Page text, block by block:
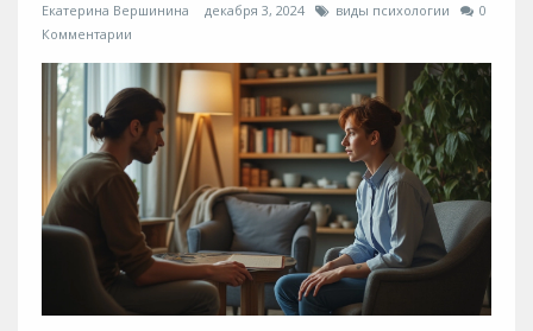
Екатерина Вершинина декабря 3, 2024 виды психологии
0
Комментарии